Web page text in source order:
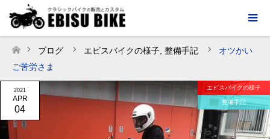
ホーム
ブログ エビスバイクの様子 整備手記
オツかい
ご苦労さま
2021
APR
04
エビスバイクの様子
整備手記